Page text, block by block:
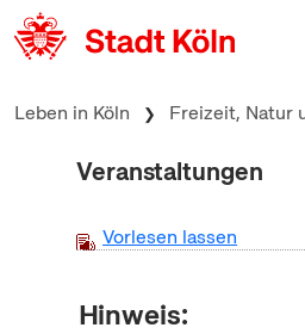
zum Inhalt springen
Leben in Köln Freizeit, Natur
Veranstaltungen
Vorlesen lassen
Hinweis: